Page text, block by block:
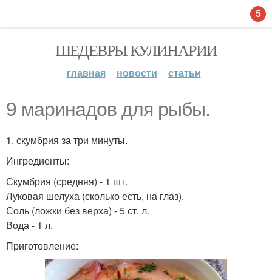
ШЕДЕВРЫ КУЛИНАРИИ
главная новости статьи
9 маринадов для рыбы.
1. скумбрия за три минуты.
Ингредиенты:
Скумбрия (средняя) - 1 шт.
Луковая шелуха (сколько есть, на глаз).
Соль (ложки без верха) - 5 ст. л.
Вода - 1 л.
Приготовление:
5